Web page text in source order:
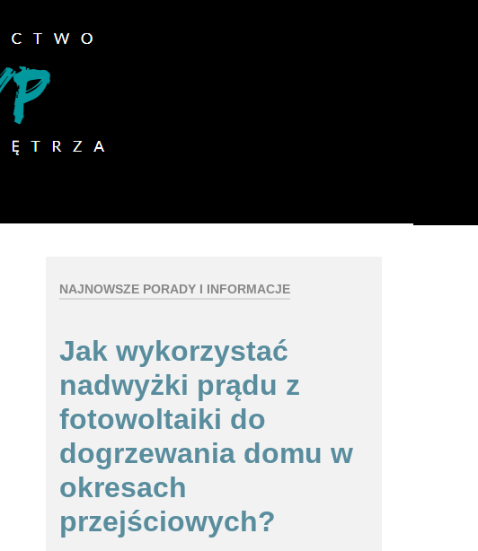
NAJNOWSZE PORADY I INFORMACJE
Jak wykorzystać
nadwyżki prądu z
fotowoltaiki do
dogrzewania domu w
okresach
przejściowych?
plików cookies.